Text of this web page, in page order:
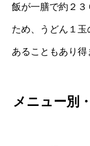
飯が一膳で約２
ため、うどん１
あることもあり得
メニュー別